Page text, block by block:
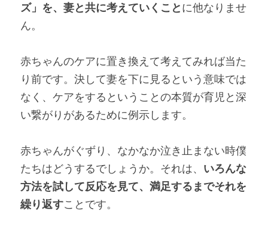
ズ」を、妻と共に考えていくこと に他なりませ
ん。
赤ちゃんのケアに置き換えて考えてみれば当た
り前です。決して妻を下に見るという意味では
なく、ケアをするということの本質が育児と深
い繋がりがあるために例示します。
赤ちゃんがぐずり、なかなか泣き止まない時僕
たちはどうするでしょうか。それは、 いろんな
方法を試して反応を見て、満足するまでそれを
繰り返すことです。